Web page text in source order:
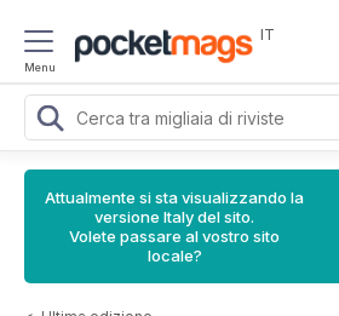
Menu
IT
Attualmente si sta visualizzando la
versione Italy del sito.
Volete passare al vostro sito
locale?